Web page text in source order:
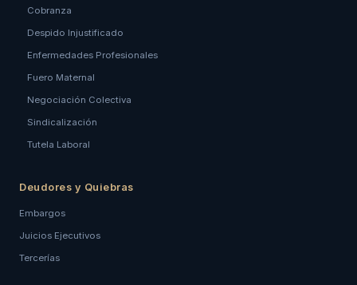
Cobranza
Despido Injustificado
Enfermedades Profesionales
Fuero Maternal
Negociación Colectiva
Sindicalización
Tutela Laboral
Deudores y Quiebras
Embargos
Juicios Ejecutivos
Tercerías